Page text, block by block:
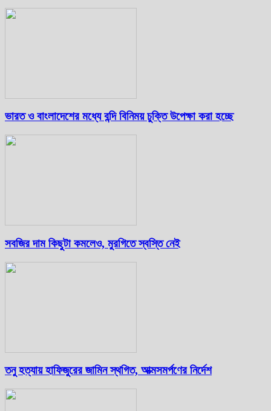
ভারত ও বাংলাদেশের মধ্যে বন্দি বিনিময় চুক্তি উপেক্ষা করা হচ্ছে
সবজির দাম কিছুটা কমলেও, মুরগিতে স্বস্তি নেই
তনু হত্যায় হাফিজুরের জামিন স্থগিত, আত্মসমর্পণের নির্দেশ